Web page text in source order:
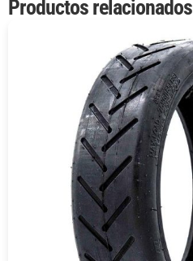
Productos relacionados